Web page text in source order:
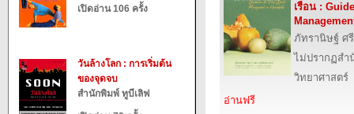
เปิดอ่าน 106 ครั้ง
วันล้างโลก : การเริ่มต้น
ของจุดจบ
สำนักพิมพ์ ทูบีเลิฟ
เรือน :
ภัทรานิษฐ์ ศ
ไม่ปรากฏส
วิทยาศาสตร์
อ่านฟรี